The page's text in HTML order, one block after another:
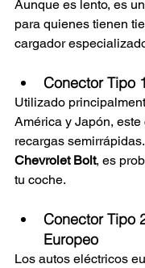
Aunque es lento, es
para quienes tienen
cargador
Conector Tipo
Utilizado
América y Japón,
recargas
Chevrolet Bolt, es
tu coche.
Conector Tipo
Europeo
Los autos eléctricos